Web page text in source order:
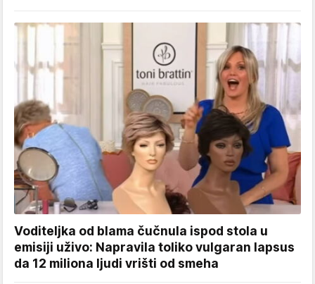
Voditeljka od blama čučnula ispod stola u
emisiji uživo: Napravila toliko vulgaran lapsus
da 12 miliona ljudi vrišti od smeha